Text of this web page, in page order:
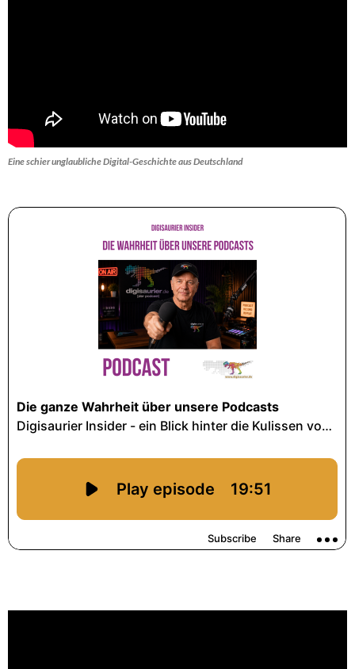
Eine schier unglaubliche Digital-Geschichte aus Deutschland